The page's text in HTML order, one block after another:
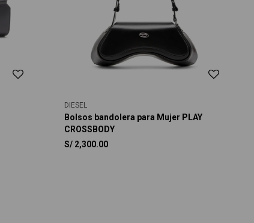
DIESEL
Bolsos bandolera para Mujer PLAY
CROSSBODY
S/ 2,300.00